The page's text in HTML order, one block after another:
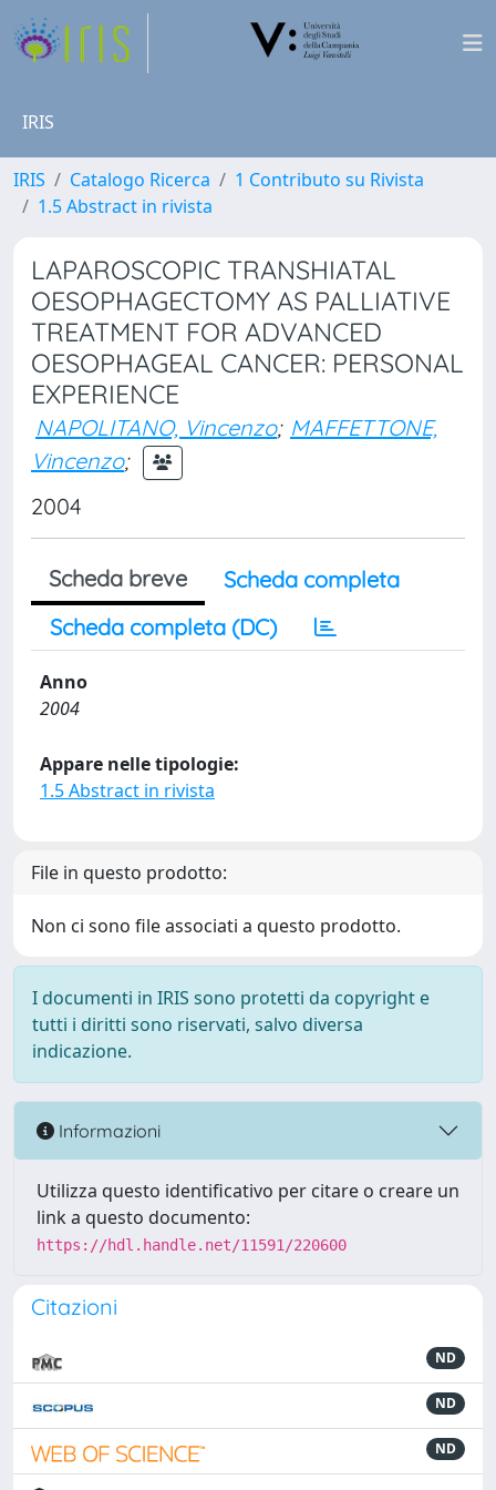
IRIS
IRIS Catalogo Ricerca
1 Contributo su Rivista
1.5 Abstract in rivista
LAPAROSCOPIC TRANSHIATAL
OESOPHAGECTOMY AS PALLIATIVE
TREATMENT FOR ADVANCED
OESOPHAGEAL CANCER: PERSONAL
EXPERIENCE
NAPOLITANO, Vincenzo; MAFFETTONE,
Vincenzo;
2004
Scheda breve
Scheda completa
Scheda completa (DC)
Anno
2004
Appare nelle tipologie:
1.5 Abstract in rivista
File in questo prodotto:
Non ci sono file associati a questo prodotto.
I documenti in IRIS sono protetti da copyright e
tutti i diritti sono riservati, salvo diversa
indicazione.
Informazioni
Utilizza questo identificativo per citare o creare un
link a questo documento:
https://hdl.handle.net/11591/220600
Citazioni
ND
ND
ND